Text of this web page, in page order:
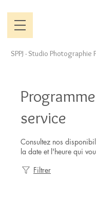
SPPJ - Studio Photographie
service
Consultez nos
la date et l'heure qui
Filtrer